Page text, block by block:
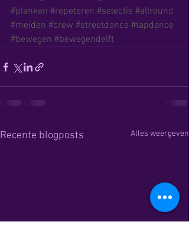
#planken #repeteren #selectie #allround
#meiden #crew #streetdance #tapdance
#bewegen #bewegendelft
Recente blogposts Alles weergeven